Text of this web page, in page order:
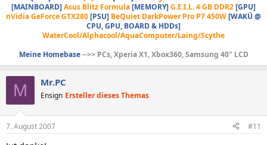
[MAINBOARD]Asus Blitz Formula[MEMORY]G.E.I.L. 4 GB DDR2[GPU]
nVidia GeForce GTX280[PSU] BeQuiet DarkPower Pro P7 450W[WAKÜ @
CPU, GPU, BOARD & HDDs]
WaterCool/Alphacool/AquaComputer/Laing/Scythe
Meine Homebase-->> PCs, Xperia X1, Xbox360, Samsung 40" LCD
M Mr.PC
Ensign Ersteller dieses Themas
7. August 2007 #11